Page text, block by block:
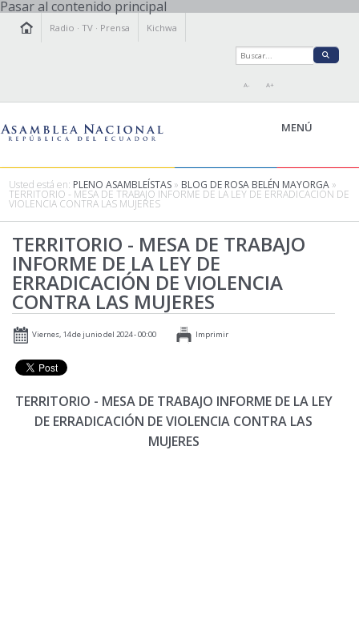
Pasar al contenido principal
Radio ·TV · Prensa Kichwa
A- A+
MENÚ
LEGISLAMOS
FISCALIZAMOS
TRANSPARENCIA
PRENSA
PARTICIPACIÓN
RELACIONES INTERNACIONALES
AGENDA
Usted está en: PLENO ASAMBLEÍSTAS » BLOG DE ROSA BELÉN MAYORGA »
TERRITORIO - MESA DE TRABAJO INFORME DE LA LEY DE ERRADICACIÓN DE
VIOLENCIA CONTRA LAS MUJERES
TERRITORIO - MESA DE TRABAJO
INFORME DE LA LEY DE
ERRADICACIÓN DE VIOLENCIA
CONTRA LAS MUJERES
Viernes, 14 de junio del 2024 - 00:00 Imprimir
TERRITORIO - MESA DE TRABAJO INFORME DE LA LEY
DE ERRADICACIÓN DE VIOLENCIA CONTRA LAS
MUJERES